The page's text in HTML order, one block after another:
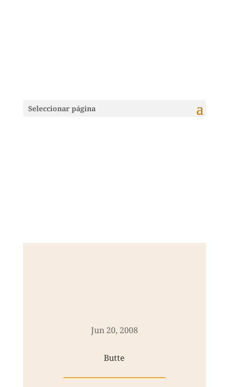
Seleccionar página
Jun 20, 2008
Butte